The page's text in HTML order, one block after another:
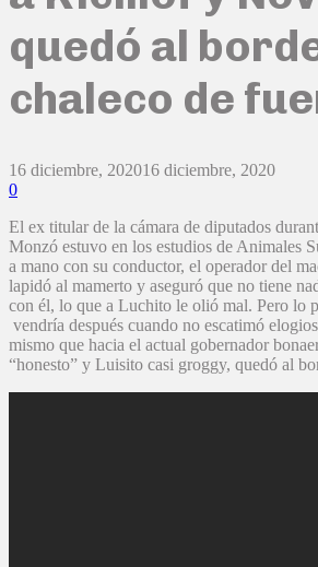
quedó al
chaleco de
16 diciembre, 202016 diciembre, 2020
0
El ex titular de la cámara de diputados
Monzó estuvo en los estudios de Animales
a mano con su conductor, el operador del
lapidó al mamerto y aseguró que no tiene
con él, lo que a Luchito le olió mal. Pero lo
vendría después cuando no escatimó
mismo que hacia el actual gobernador
“honesto” y Luisito casi groggy, quedó al